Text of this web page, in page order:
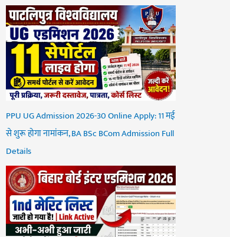
PPU UG Admission 2026-30 Online Apply: 11 मई
से शुरू होगा नामांकन, BA BSc BCom Admission Full
Details